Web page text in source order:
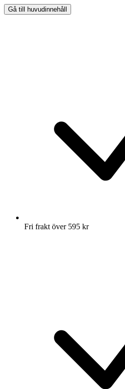
Gå till huvudinnehåll
Fri frakt över 595 kr